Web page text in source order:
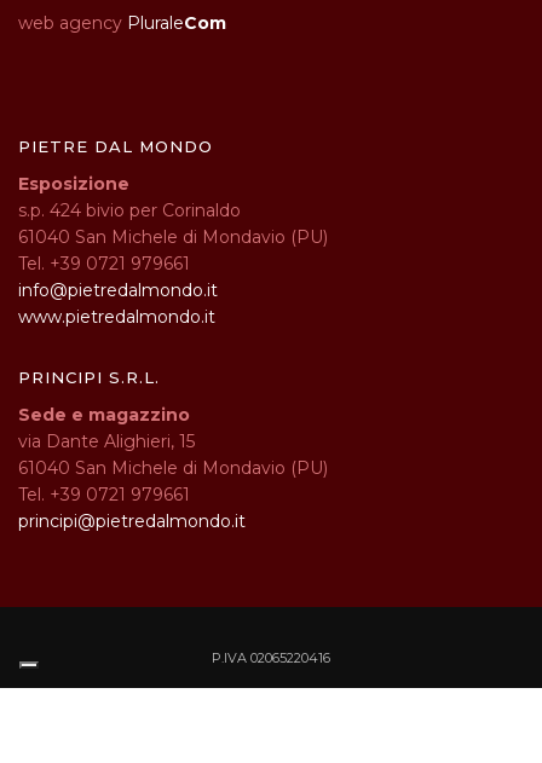
web agency PluraleCom
PIETRE DAL MONDO
Esposizione
s.p. 424 bivio per Corinaldo
61040 San Michele di Mondavio (PU)
Tel. +39 0721 979661
info@pietredalmondo.it
www.pietredalmondo.it
PRINCIPI S.R.L.
Sede e magazzino
via Dante Alighieri, 15
61040 San Michele di Mondavio (PU)
Tel. +39 0721 979661
principi@pietredalmondo.it
P.IVA 02065220416